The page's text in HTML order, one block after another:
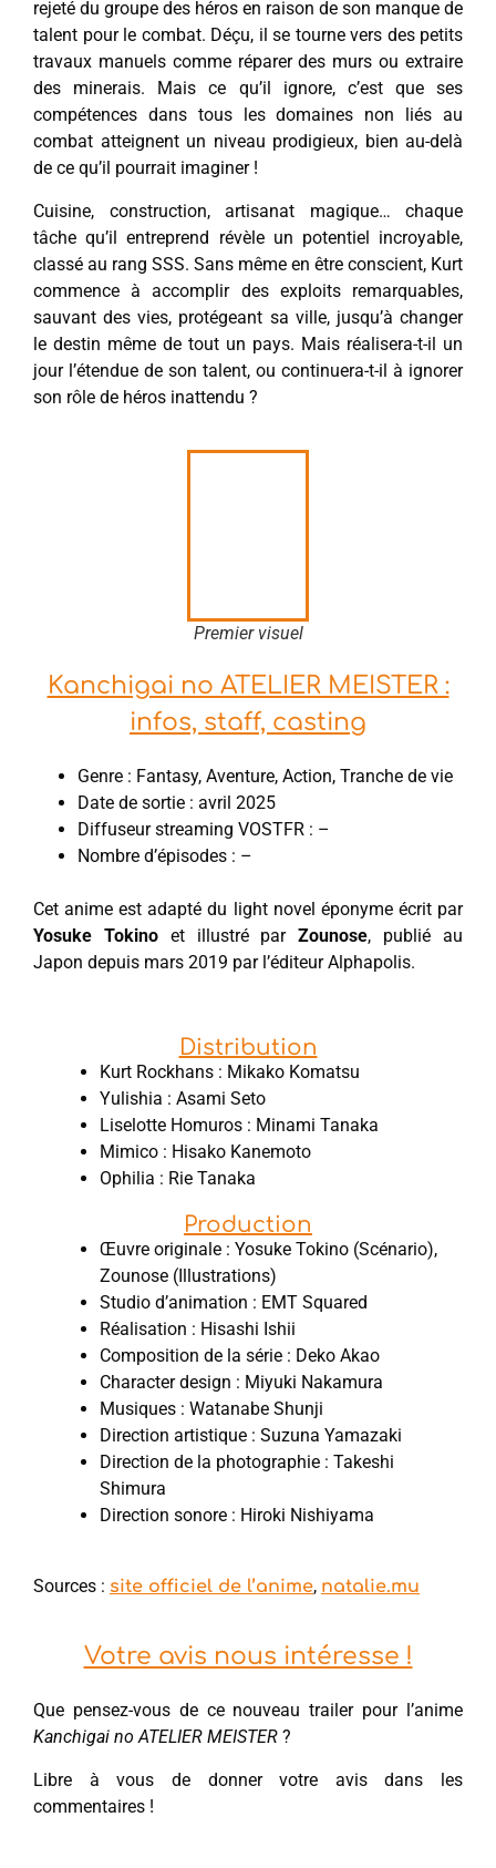
rejeté du groupe des héros en raison de son manque de
talent pour le combat. Déçu, il se tourne vers des petits
travaux manuels comme réparer des murs ou extraire
des minerais. Mais ce qu’il ignore, c’est que ses
compétences dans tous les domaines non liés au
combat atteignent un niveau prodigieux, bien au-delà
de ce qu’il pourrait imaginer !
Cuisine, construction, artisanat magique… chaque
tâche qu’il entreprend révèle un potentiel incroyable,
classé au rang SSS. Sans même en être conscient, Kurt
commence à accomplir des exploits remarquables,
sauvant des vies, protégeant sa ville, jusqu’à changer
le destin même de tout un pays. Mais réalisera-t-il un
jour l’étendue de son talent, ou continuera-t-il à ignorer
son rôle de héros inattendu ?
Premier visuel
Kanchigai no ATELIER MEISTER :
infos, staff, casting
Genre : Fantasy, Aventure, Action, Tranche de vie
Date de sortie : avril 2025
Diffuseur streaming VOSTFR : –
Nombre d’épisodes : –
Cet anime est adapté du light novel éponyme écrit par
Yosuke Tokinoet illustré parZounose, publié au
Japon depuis mars 2019 par l’éditeur Alphapolis.
Distribution
Kurt Rockhans : Mikako Komatsu
Yulishia : Asami Seto
Liselotte Homuros : Minami Tanaka
Mimico : Hisako Kanemoto
Ophilia : Rie Tanaka
Production
Œuvre originale : Yosuke Tokino (Scénario),
Zounose (Illustrations)
Studio d’animation : EMT Squared
Réalisation : Hisashi Ishii
Composition de la série : Deko Akao
Character design : Miyuki Nakamura
Musiques : Watanabe Shunji
Direction artistique : Suzuna Yamazaki
Direction de la photographie : Takeshi
Shimura
Direction sonore : Hiroki Nishiyama
Sources : site officiel de l’anime, natalie.mu
Votre avis nous intéresse !
Que pensez-vous de ce nouveau trailer pour l’anime
Kanchigai no ATELIER MEISTER ?
Libre à vous de donner votre avis dans les
commentaires !